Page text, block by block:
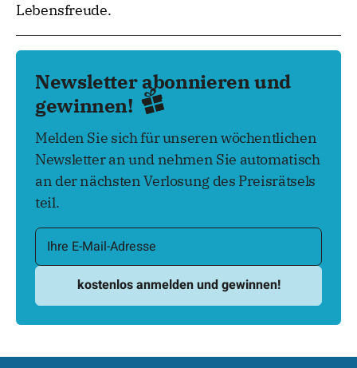
Lebensfreude.
Newsletter abonnieren und
gewinnen!
Melden Sie sich für unseren wöchentlichen
Newsletter an und nehmen Sie automatisch
an der nächsten Verlosung des Preisrätsels
teil.